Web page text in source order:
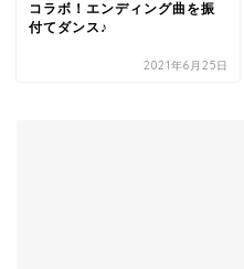
コラボ！エンディング曲を振
付てダンス♪
2021年6月25日